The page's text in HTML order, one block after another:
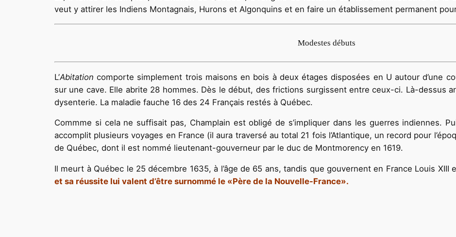
veut y attirer les Indiens Montagnais, Hurons et Algonquins et en faire un établissement permanent
Modestes débuts
L’Abitation comporte simplement trois maisons en bois à deux étages disposées en U autour d’une
sur une cave. Elle abrite 28 hommes. Dès le début, des frictions surgissent entre ceux-ci. Là-dessus
dysenterie. La maladie fauche 16 des 24 Français restés à Québec.
Commme si cela ne suffisait pas, Champlain est obligé de s’impliquer dans les guerres indiennes.
accomplit plusieurs voyages en France (il aura traversé au total 21 fois l’Atlantique, un record pour
de Québec, dont il est nommé lieutenant-gouverneur par le duc de Montmorency en 1619.
Il meurt à Québec le 25 décembre 1635, à l’âge de 65 ans, tandis que gouvernent en France Louis XIII
et sa réussite lui valent d’être surnommé le «Père de la Nouvelle-France».